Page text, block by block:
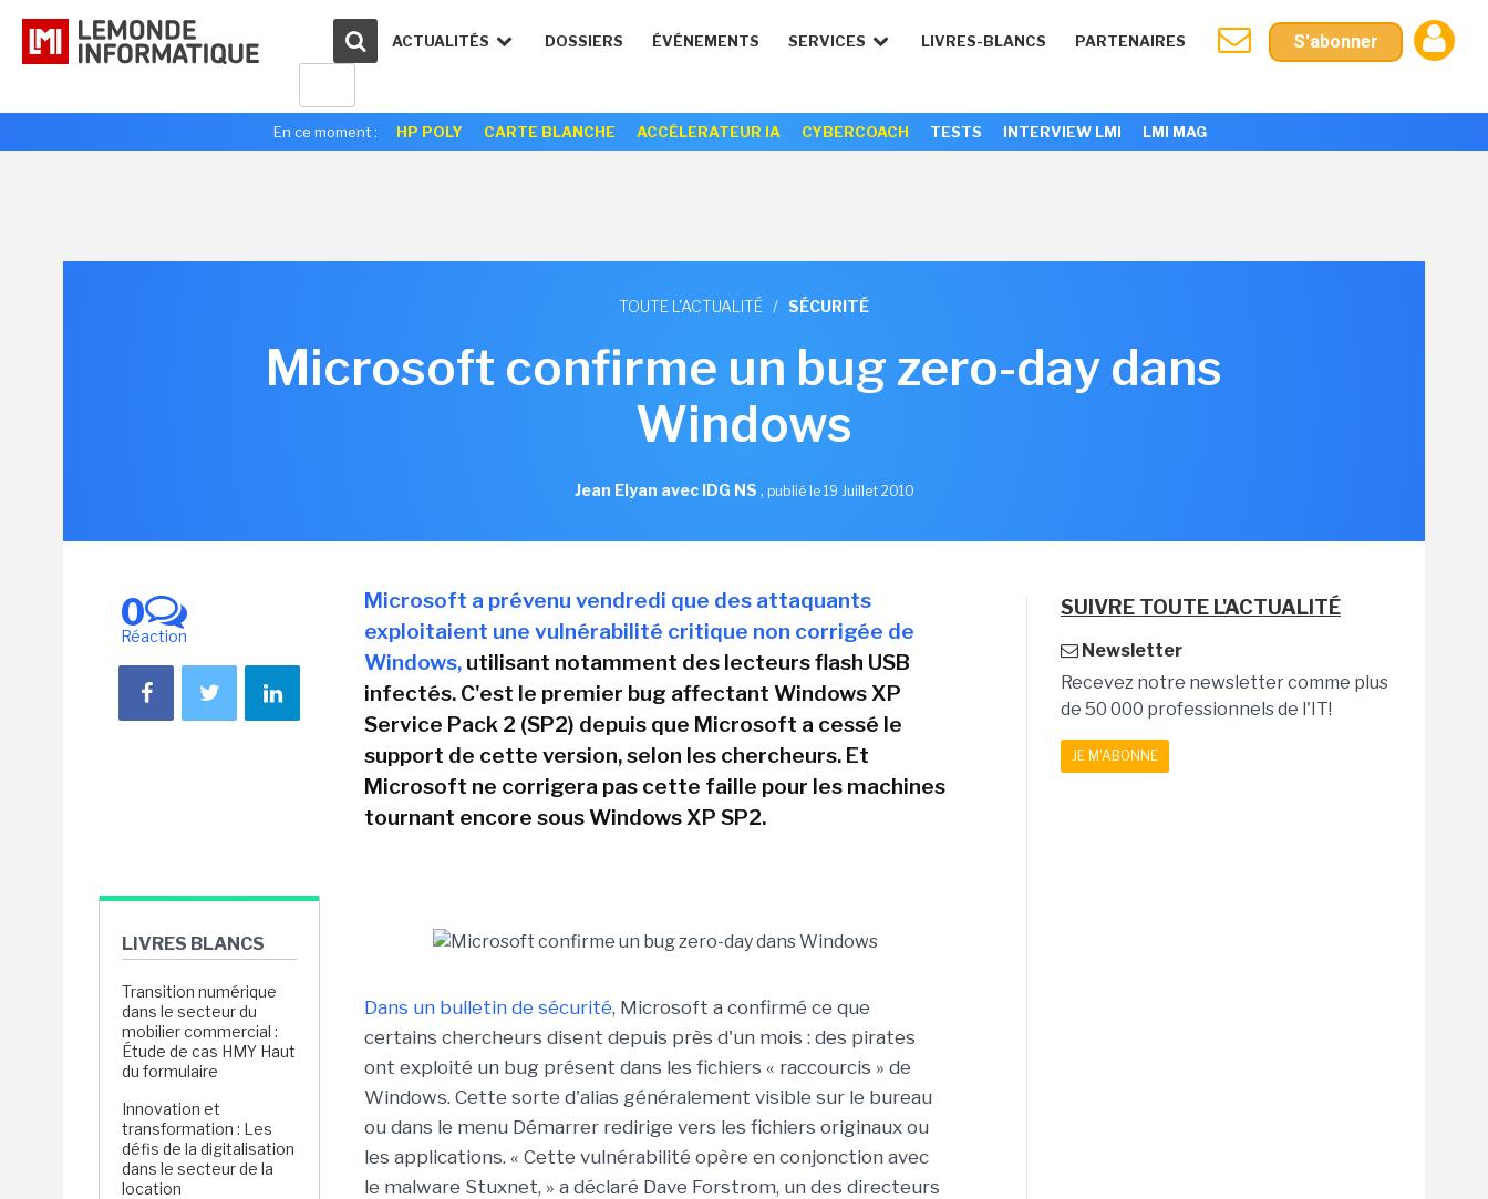
ACTUALITÉS DOSSIERS ÉVÉNEMENTS SERVICES LIVRES-BLANCS PARTENAIRES S'abonner
En ce moment : HP POLY CARTE BLANCHE ACCÉLERATEUR IA CYBERCOACH TESTS INTERVIEW LMI LMI MAG
TOUTE L'ACTUALITÉ / SÉCURITÉ
Microsoft confirme un bug zero-day dans
Windows
Jean Elyan avec IDG NS , publié le 19 Juillet 2010
0
Réaction
LIVRES BLANCS
Transition numérique
dans le secteur du
mobilier commercial :
Étude de cas HMY Haut
du formulaire
Innovation et
transformation : Les
défis de la digitalisation
dans le secteur de la
location
Microsoft a prévenu vendredi que des attaquants
exploitaient une vulnérabilité critique non corrigée de
Windows, utilisant notamment des lecteurs flash USB
infectés. C'est le premier bug affectant Windows XP
Service Pack 2 (SP2) depuis que Microsoft a cessé le
support de cette version, selon les chercheurs. Et
Microsoft ne corrigera pas cette faille pour les machines
tournant encore sous Windows XP SP2.
Dans un bulletin de sécurité, Microsoft a confirmé ce que
certains chercheurs disent depuis près d'un mois : des pirates
ont exploité un bug présent dans les fichiers « raccourcis » de
Windows. Cette sorte d'alias généralement visible sur le bureau
ou dans le menu Démarrer redirige vers les fichiers originaux ou
les applications. « Cette vulnérabilité opère en conjonction avec
le malware Stuxnet, » a déclaré Dave Forstrom, un des directeurs
SUIVRE TOUTE L'ACTUALITÉ
Newsletter
Recevez notre newsletter comme plus
de 50 000 professionnels de l'IT!
JE M'ABONNE